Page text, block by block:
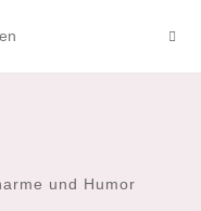
und Humor